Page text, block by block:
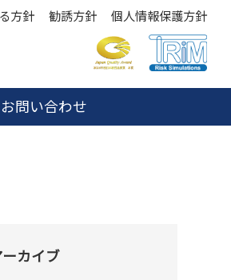
方針 勧誘方針 個人情報保護方針
お問い合わせ
カイブ